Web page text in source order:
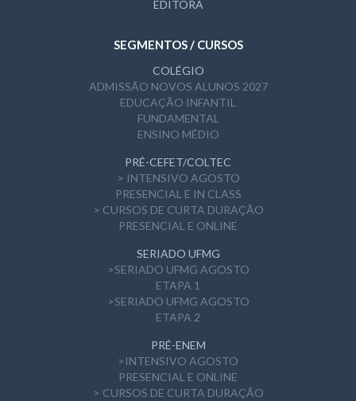
EDITORA
SEGMENTOS / CURSOS
COLÉGIO
ADMISSÃO NOVOS ALUNOS 2027
EDUCAÇÃO INFANTIL
FUNDAMENTAL
ENSINO MÉDIO
PRÉ-CEFET/COLTEC
> INTENSIVO AGOSTO
PRESENCIAL E IN CLASS
> CURSOS DE CURTA DURAÇÃO
PRESENCIAL E ONLINE
SERIADO UFMG
>SERIADO UFMG AGOSTO
ETAPA 1
>SERIADO UFMG AGOSTO
ETAPA 2
PRÉ-ENEM
>INTENSIVO AGOSTO
PRESENCIAL E ONLINE
> CURSOS DE CURTA DURAÇÃO